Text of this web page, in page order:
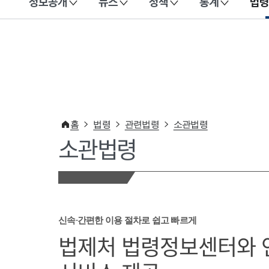
이 누리집은 대한민국 공식 전자정부 누리집입니다.
홈 법령 관련법령 소관법령
소관법령
신속·간편한 이용 절차로 쉽고 빠르게
법제처 법령정보센터와